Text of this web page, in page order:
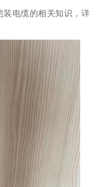
装电缆的相关知识，详